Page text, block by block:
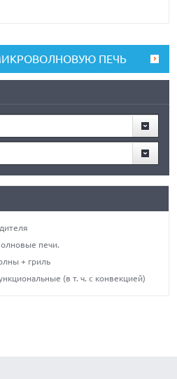
ПЕЧЬ
печи.
+ гриль
(в т. ч. с конвекцией)